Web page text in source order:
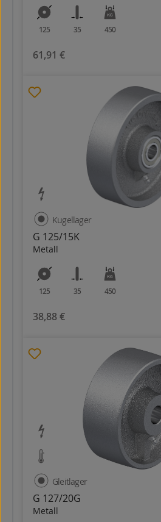
125 35 450
61,91 €
G 125/15K
Metall
Kugellager
125 35 450
38,88 €
G 127/20G
Metall
Gleitlager